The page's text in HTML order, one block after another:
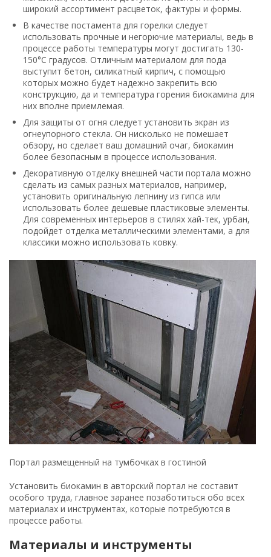
широкий ассортимент расцветок, фактуры и формы.
В качестве постамента для горелки следует
использовать прочные и негорючие материалы, ведь в
процессе работы температуры могут достигать 130-
150°C градусов. Отличным материалом для пода
выступит бетон, силикатный кирпич, с помощью
которых можно будет надежно закрепить всю
конструкцию, да и температура горения биокамина для
них вполне приемлемая.
Для защиты от огня следует установить экран из
огнеупорного стекла. Он нисколько не помешает
обзору, но сделает ваш домашний очаг, биокамин
более безопасным в процессе использования.
Декоративную отделку внешней части портала можно
сделать из самых разных материалов, например,
установить оригинальную лепнину из гипса или
использовать более дешевые пластиковые элементы.
Для современных интерьеров в стилях хай-тек, урбан,
подойдет отделка металлическими элементами, а для
классики можно использовать ковку.
Портал размещенный на тумбочках в гостиной
Установить биокамин в авторский портал не составит
особого труда, главное заранее позаботиться обо всех
материалах и инструментах, которые потребуются в
процессе работы.
Материалы и инструменты